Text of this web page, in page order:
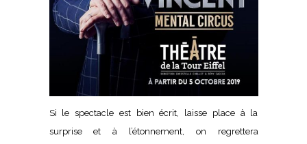
Si le spectacle est bien écrit, laisse place à la
surprise et à l’étonnement, on regrettera